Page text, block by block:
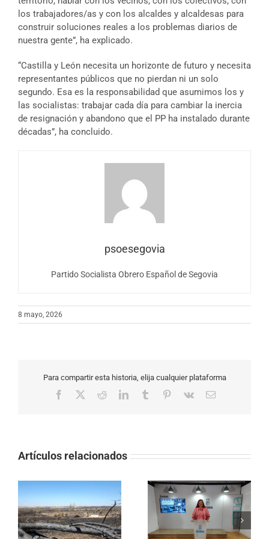
los trabajadores/as y con los alcaldes y alcaldesas para
construir soluciones reales a los problemas diarios de
nuestra gente”, ha explicado.
“Castilla y León necesita un horizonte de futuro y necesita
representantes públicos que no pierdan ni un solo
segundo. Esa es la responsabilidad que asumimos los y
las socialistas: trabajar cada día para cambiar la inercia
de resignación y abandono que el PP ha instalado durante
décadas”, ha concluido.
psoesegovia
Partido Socialista Obrero Español de Segovia
8 mayo, 2026
Para compartir esta historia, elija cualquier plataforma
Facebook RedditLinkedInTumblr Pinterest
Vk
Correo
Artículos relacionados
EL PSOE EXIGE
MEJORAR EL SERVICIO
DE AUTOBUSES Y
RECHAZA CUALQUIER
El PP rechaza rebajar
un 20% la tasa de
basuras y mantiene el